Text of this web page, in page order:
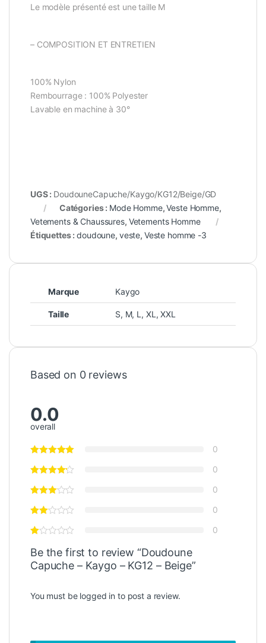
Le modèle présenté est une taille M
– COMPOSITION ET ENTRETIEN
100% Nylon
Rembourrage : 100% Polyester
Lavable en machine à 30°
UGS : DoudouneCapuche/Kaygo/KG12/Beige/GD
Catégories : Mode Homme,Veste Homme,
Vetements & Chaussures, Vetements Homme
Étiquettes :doudoune, veste, Veste homme -3
Marque Kaygo
Taille S, M, L , XL ,XXL
Based on 0 reviews
0.0
overall
0
0
0
0
0
Be the first to review “Doudoune
Capuche – Kaygo – KG12 – Beige”
You must be logged in to post a review.